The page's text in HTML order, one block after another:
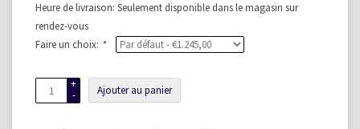
Heure de livraison: Seulement disponible dans le magasin sur
rendez-vous
Faire un choix: *
+
-
Ajouter au panier